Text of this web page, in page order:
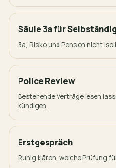
Säule 3a für
3a, Risiko und Pension nicht
Police Review
Bestehende Verträge lesen
kündigen.
Erstgespräch
Ruhig klären, welche Prüfung